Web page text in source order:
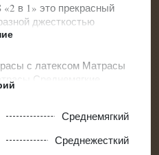
в 1» это прекрасный
джесткостью
с латексом Матрасы
Среднемягкие
Среднемягкий
Среднежесткий